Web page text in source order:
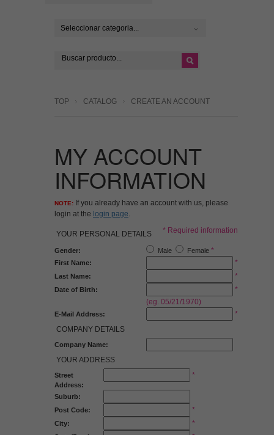
Seleccionar categoria...
TOP CATALOG CREATE AN ACCOUNT
MY ACCOUNT
INFORMATION
NOTE: If you already have an account with us, please
login at the login page.
* Required information
YOUR PERSONAL DETAILS
Gender: Male Female *
First Name: *
Last Name: *
Date of Birth:
*
(eg. 05/21/1970)
E-Mail Address:
*
COMPANY DETAILS
Company Name:
YOUR ADDRESS
Street
Address:
*
Suburb:
Post Code:
*
City: *